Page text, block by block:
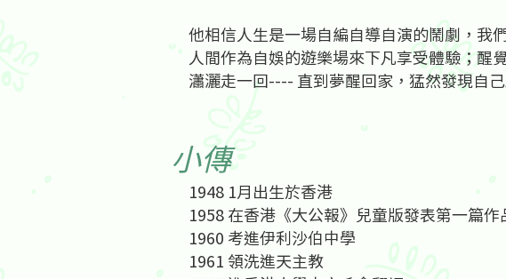
他相信人生是一場自編自導自演的鬧劇，我
人間作為自娛的遊樂場來下凡享受體驗；醒
瀟灑走一回---- 直到夢醒回家，猛然發現自
​小傳
1948 1月出生於香港
1958 在香港《大公報》兒童版發表第一篇作
1960 考進伊利沙伯中學
1961 領洗進天主教